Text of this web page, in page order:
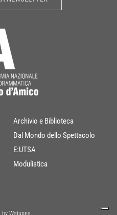
Archivio e Biblioteca
Dal Mondo dello Spettacolo
E:UTSA
Modulistica
by Watuppa